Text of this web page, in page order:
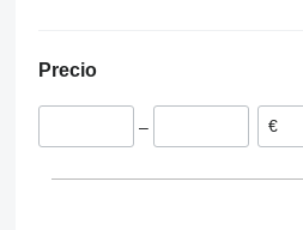
Smaragd
VariDiamant
VariOpal
Precio
–